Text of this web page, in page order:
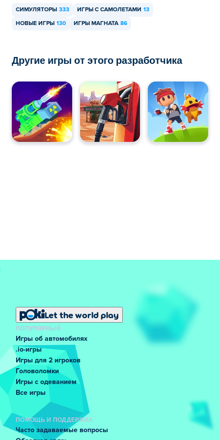
Можно ли играть в Airplane Manager на
мобильных устройствах и компьютерах?
мобильных устройствах, таких как телефоны и
СИМУЛЯТОРЫ 333 ИГРЫ С САМОЛЕТАМИ 13
НОВЫЕ ИГРЫ 130 ИГРЫ МАГНАТА 86
Другие игры от этого разработчика
Let the world play
ПОПУЛЯРНЫЙ
Игры об автомобилях
.io-игры
Игры для 2 игроков
Головоломки
Игры с одеванием
Все игры
ПОМОЩЬ И ПОДДЕРЖКА
Часто задаваемые вопросы